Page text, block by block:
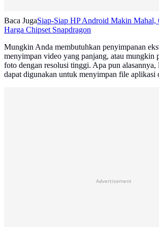
Baca JugaSiap-Siap HP Android Makin
Harga Chipset Snapdragon
Mungkin Anda membutuhkan penyimpanan
menyimpan video yang panjang, atau mungkin
foto dengan resolusi tinggi. Apa pun
dapat digunakan untuk menyimpan file aplikasi
Advertisement